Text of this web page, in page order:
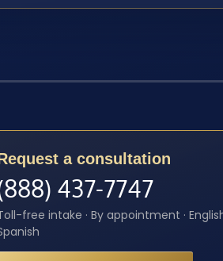
a consultation
437-7747
free intake · By appointment ·